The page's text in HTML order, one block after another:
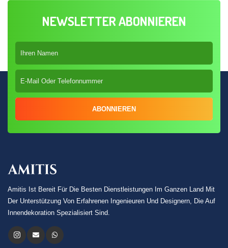
NEWSLETTER ABONNIEREN
ABONNIEREN
Amitis Ist Bereit Für Die Besten Dienstleistungen Im Ganzen Land Mit
Der Unterstützung Von Erfahrenen Ingenieuren Und Designern, Die Auf
Innendekoration Spezialisiert Sind.